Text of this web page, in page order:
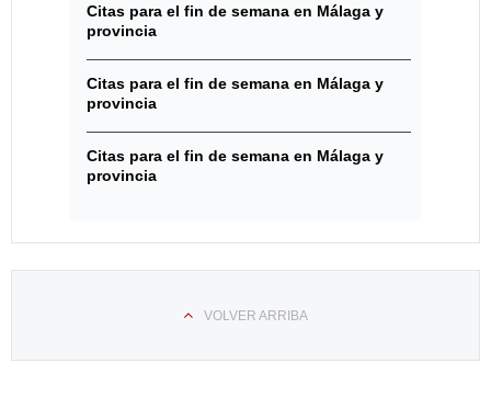
Citas para el fin de semana en Málaga y
provincia
Citas para el fin de semana en Málaga y
provincia
Citas para el fin de semana en Málaga y
provincia
VOLVER ARRIBA